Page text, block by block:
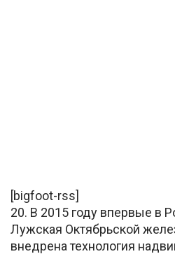
[bigfoot-rss]
20. В 2015 году впервые в
Лужская Октябрьской
внедрена технология